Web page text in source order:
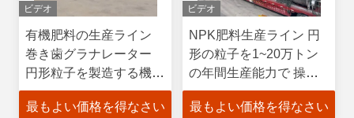
ビデオ
有機肥料の生産ライン
巻き歯グラナレーター
円形粒子を製造する機械
10%未満の湿度で 1-20
万トンの年間生産能力
最もよい価格を得なさい
ビデオ
NPK肥料生産ライン 円
形の粒子を1~20万トン
の年間生産能力で 操作
が容易
最もよい価格を得なさい